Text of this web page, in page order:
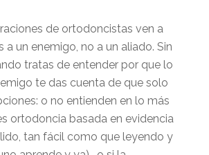
de ortodoncistas ven a
a un enemigo, no a un aliado. Sin
tratas de entender por que lo
te das cuenta de que solo
o no entienden en lo más
ortodoncia basada en evidencia
tan fácil como que leyendo y